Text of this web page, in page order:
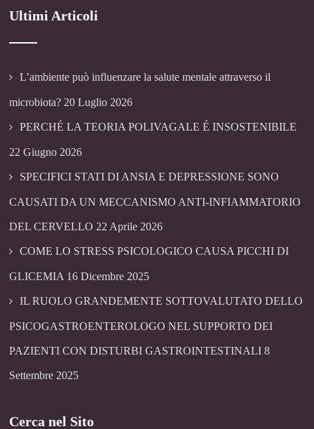
Ultimi Articoli
L’ambiente può influenzare la salute mentale attraverso il
microbiota? 20 Luglio 2026
PERCHÉ LA TEORIA POLIVAGALE É INSOSTENIBILE
22 Giugno 2026
SPECIFICI STATI DI ANSIA E DEPRESSIONE SONO
CAUSATI DA UN MECCANISMO ANTI-INFIAMMATORIO
DEL CERVELLO 22 Aprile 2026
COME LO STRESS PSICOLOGICO CAUSA PICCHI DI
GLICEMIA 16 Dicembre 2025
IL RUOLO GRANDEMENTE SOTTOVALUTATO DELLO
PSICOGASTROENTEROLOGO NEL SUPPORTO DEI
PAZIENTI CON DISTURBI GASTROINTESTINALI 8
Settembre 2025
Cerca nel Sito